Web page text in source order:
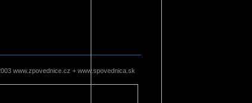
www.zpovednice.cz + www.spovednica.sk